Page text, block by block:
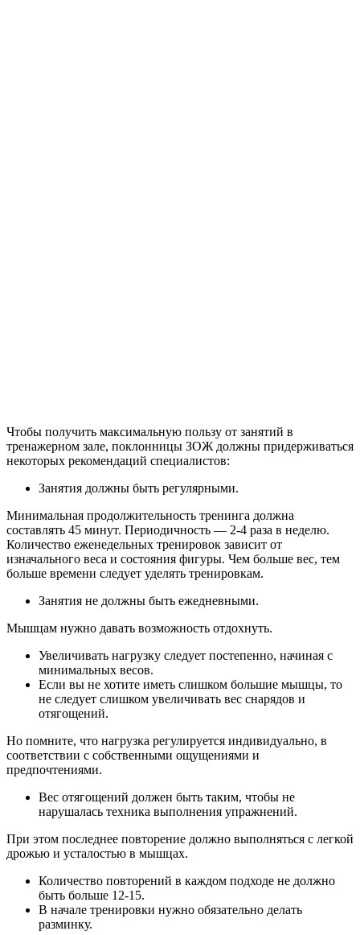
Чтобы получить максимальную пользу от занятий в
тренажерном зале, поклонницы ЗОЖ должны придерживаться
некоторых рекомендаций специалистов:
Занятия должны быть регулярными.
Минимальная продолжительность тренинга должна
составлять 45 минут. Периодичность — 2-4 раза в неделю.
Количество еженедельных тренировок зависит от
изначального веса и состояния фигуры. Чем больше вес, тем
больше времени следует уделять тренировкам.
Занятия не должны быть ежедневными.
Мышцам нужно давать возможность отдохнуть.
Увеличивать нагрузку следует постепенно, начиная с
минимальных весов.
Если вы не хотите иметь слишком большие мышцы, то
не следует слишком увеличивать вес снарядов и
отягощений.
Но помните, что нагрузка регулируется индивидуально, в
соответствии с собственными ощущениями и
предпочтениями.
Вес отягощений должен быть таким, чтобы не
нарушалась техника выполнения упражнений.
При этом последнее повторение должно выполняться с легкой
дрожью и усталостью в мышцах.
Количество повторений в каждом подходе не должно
быть больше 12-15.
В начале тренировки нужно обязательно делать
разминку.